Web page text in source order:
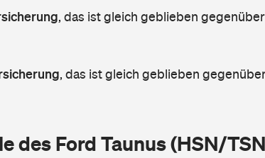
, das ist gleich geblieben
, das ist gleich geblieben
des Ford Taunus (HSN/